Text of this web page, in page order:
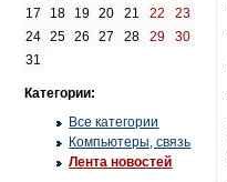
17
18 19 20 21 22
23
24
25 26 27 28 29
30
31
Категории:
Все категории
Компьютеры, связь
Лента новостей